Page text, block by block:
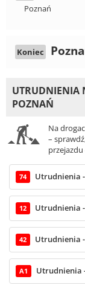
Poznań
Koniec
UTRUDNIENIA
POZNAŃ
Na
–
74 Utrudnienia
12 Utrudnienia
42 Utrudnienia
A1 Utrudnienia